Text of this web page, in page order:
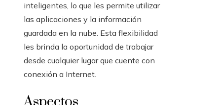
inteligentes, lo que les permite utilizar
las aplicaciones y la información
guardada en la nube. Esta flexibilidad
les brinda la oportunidad de trabajar
desde cualquier lugar que cuente con
conexión a Internet.